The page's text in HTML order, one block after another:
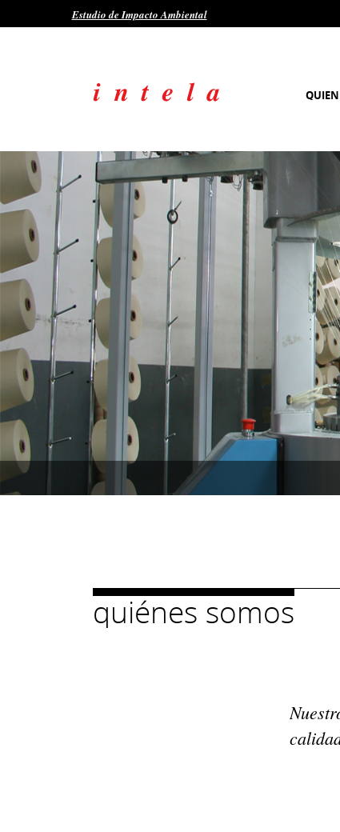
Estudio de Impacto Ambiental
quiénes somos